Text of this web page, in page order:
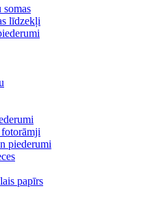
somas
līdzekļi
piederumi
papīrs